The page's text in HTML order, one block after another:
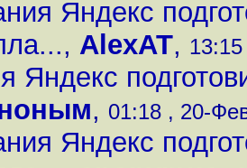
Яндекс
, AlexAT,
Яндекс
, 01:18 , 20-
Яндекс